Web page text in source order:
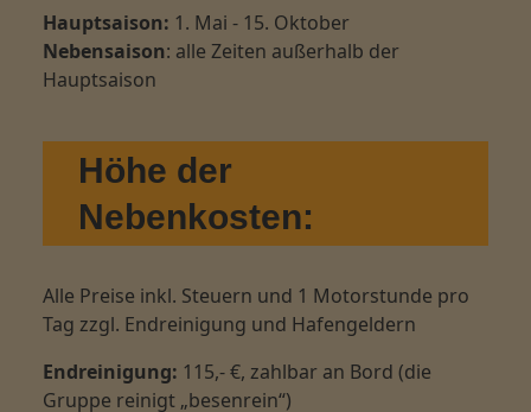
Hauptsaison: 1. Mai - 15. Oktober
Nebensaison: alle Zeiten außerhalb der
Hauptsaison
Höhe der
Nebenkosten:
Alle Preise inkl. Steuern und 1 Motorstunde pro
Tag zzgl. Endreinigung und Hafengeldern
Endreinigung: 115,- €, zahlbar an Bord (die
Gruppe reinigt „besenrein“)